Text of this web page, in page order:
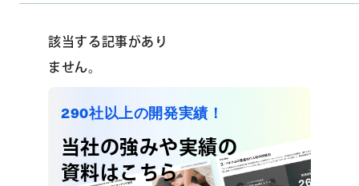
該当する記事があり
ません。
290社以上の開発実績！
当社の強みや実績の
資料はこちら